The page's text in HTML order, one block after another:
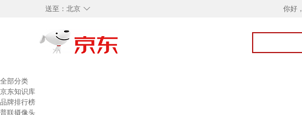
◇
送至： 北京 你好，
全部分类
京东知识库
品牌排行榜
普联摄像头